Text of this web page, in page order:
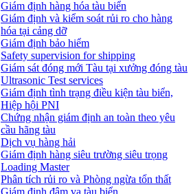
Giám định hàng hóa tàu biển
Giám định và kiểm soát rủi ro cho hàng
hóa tại cảng dỡ
Giám định bảo hiểm
Safety supervision for shipping
Giám sát đóng mới Tàu tại xưởng đóng tàu
Ultrasonic Test services
Giám định tình trạng điều kiện tàu biển,
Hiệp hội PNI
Chứng nhận giám định an toàn theo yêu
cầu hãng tàu
Dịch vụ hàng hải
Giám định hàng siêu trường siêu trọng
Loading Master
Phân tích rủi ro và Phòng ngừa tổn thất